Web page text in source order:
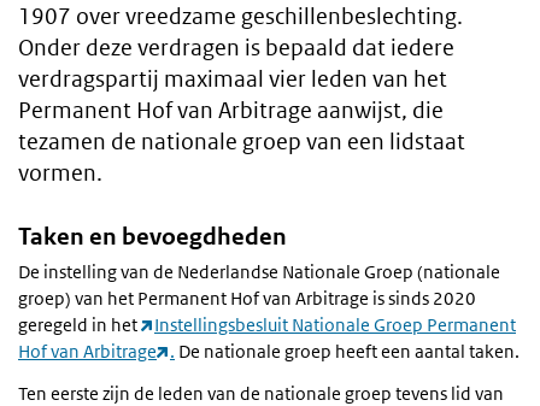
1907 over vreedzame geschillenbeslechting.
Onder deze verdragen is bepaald dat iedere
verdragspartij maximaal vier leden van het
Permanent Hof van Arbitrage aanwijst, die
tezamen de nationale groep van een lidstaat
vormen.
Taken en bevoegdheden
De instelling van de Nederlandse Nationale Groep (nationale
groep) van het Permanent Hof van Arbitrage is sinds 2020
geregeld in het
Instellingsbesluit Nationale Groep Permanent
Hof van Arbitrage
. De nationale groep heeft een aantal taken.
Ten eerste zijn de leden van de nationale groep tevens lid van